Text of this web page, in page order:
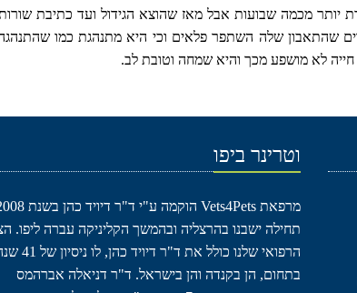
יותר מכמה שבועות אבל מאז שהוצא הגידול ועד כתיבת
לא מושפע מכך והיא שמחה וטובת לב.
וטרינר ביפו
תחילה ישבנו בהרצליה ובהמשך הקליניקה עברה ליפו.
הרפואי שלנו כולל את ד"ר דיויד כהן, לו
בתחום, הן בקנדה והן בישראל. ד"ר דניאלה אברהמס